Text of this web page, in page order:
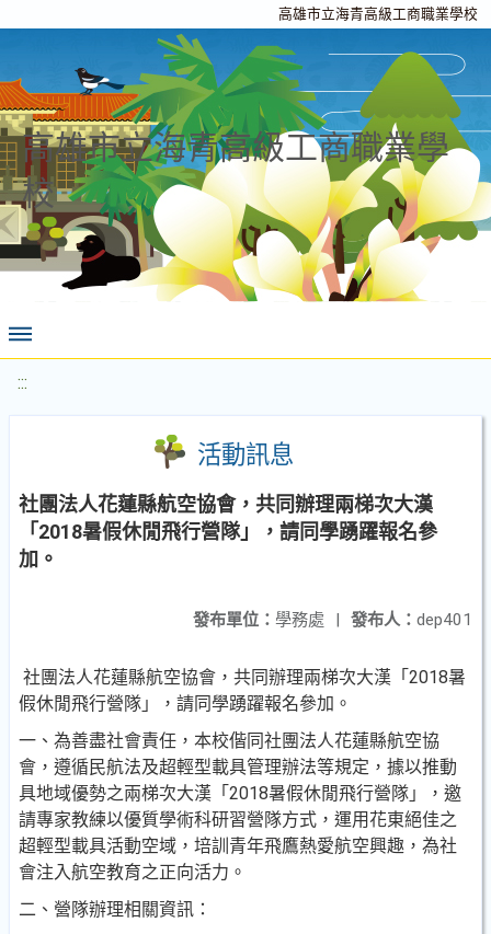
高雄市立海青高級工商職業學校
高雄市立海青高級工商職業學
校
:::
活動訊息
社團法人花蓮縣航空協會，共同辦理兩梯次大漢
「2018暑假休閒飛行營隊」，請同學踴躍報名參
加。
發布人： dep401
發布單位： 學務處 |
社團法人花蓮縣航空協會，共同辦理兩梯次大漢「2018暑
假休閒飛行營隊」，請同學踴躍報名參加。
一、為善盡社會責任，本校偕同社團法人花蓮縣航空協
會，遵循民航法及超輕型載具管理辦法等規定，據以推動
具地域優勢之兩梯次大漢「2018暑假休閒飛行營隊」，邀
請專家教練以優質學術科研習營隊方式，運用花東絕佳之
超輕型載具活動空域，培訓青年飛鷹熱愛航空興趣，為社
會注入航空教育之正向活力。
二、營隊辦理相關資訊：